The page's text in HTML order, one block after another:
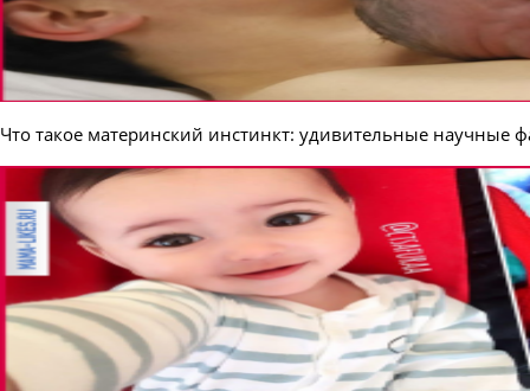
Что такое материнский инстинкт: удивительные научные